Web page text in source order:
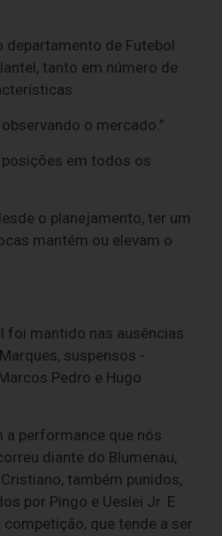
departamento de Futebol
tanto em número de
o mercado.”
em todos os
o planejamento, ter um
mantém ou elevam o
foi mantido nas ausências
suspensos -
Pedro e Hugo
a performance que nós
diante do Blumenau,
também punidos,
por Pingo e Ueslei Jr. E
que tende a ser